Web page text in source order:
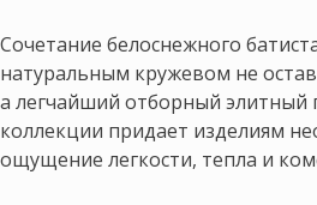
Сочетание белоснежного
натуральным кружевом не
а легчайший отборный элитный
коллекции придает изделиям
ощущение легкости, тепла и